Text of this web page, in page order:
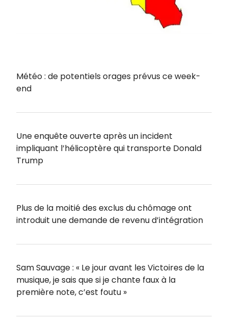
Météo : de potentiels orages prévus ce week-
end
Une enquête ouverte après un incident
impliquant l’hélicoptère qui transporte Donald
Trump
Plus de la moitié des exclus du chômage ont
introduit une demande de revenu d’intégration
Sam Sauvage : « Le jour avant les Victoires de la
musique, je sais que si je chante faux à la
première note, c’est foutu »